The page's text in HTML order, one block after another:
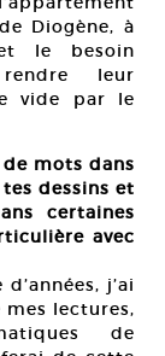
Diogène, à
le besoin
rendre leur
vide par le
mots dans
dessins et
certaines
avec
j’ai
lectures,
de